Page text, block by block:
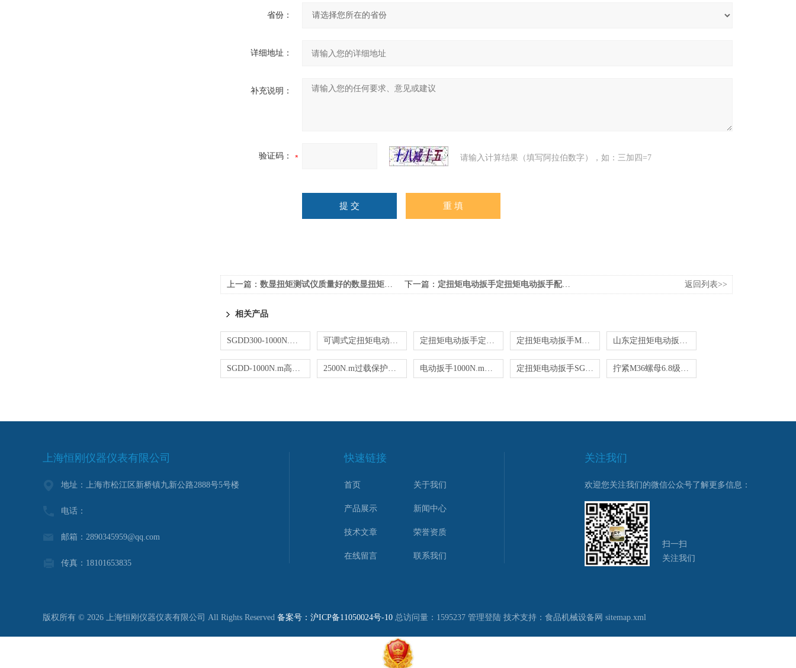
省份：
详细地址：
补充说明：
验证码： 请输入计算结果（填写阿拉伯数字），如：三加四=7
上一篇： 数显扭矩测试仪质量好的数显扭矩测试仪 下一篇： 定扭矩电动扳手定扭矩电动扳手配件报价 返回列表>>
相关产品
SGDD300-1000N.m定扭矩电动扳手 可非标定制 可调式定扭矩电动扳手1000N.m 定扭矩电动扳手定扭矩电动扳手品牌 定扭矩电动扳手M20-M24定扭矩电动扳手钢结构 山东定扭矩电动扳手_M36电动定扭力扳手
SGDD-1000N.m高精度定扭矩电动扳手价格 2500N.m过载保护自动停止定扭矩电动扳手 电动扳手1000N.m电动扳手*！ 定扭矩电动扳手SG-800N.M定扭矩电动扳手 拧紧M36螺母6.8级的定扭矩电动扳手
上海恒刚仪器仪表有限公司
地址：上海市松江区新桥镇九新公路2888号5号楼
电话：
邮箱：2890345959@qq.com
传真：18101653835
快速链接
首页 关于我们
产品展示 新闻中心
技术文章 荣誉资质
在线留言 联系我们
关注我们
欢迎您关注我们的微信公众号了解更多信息：
扫一扫
关注我们
版权所有 © 2026 上海恒刚仪器仪表有限公司 All Rights Reserved 备案号：沪ICP备11050024号-10 总访问量：1595237 管理登陆 技术支持： 食品机械设备网 sitemap.xml